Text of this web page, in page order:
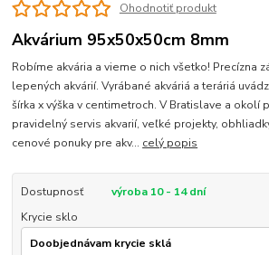
Ohodnotiť produkt
Akvárium 95x50x50cm 8mm
Robíme akvária a vieme o nich všetko! Precízna
lepených akvárií. Vyrábané akváriá a teráriá
šírka x výška v centimetroch. V Bratislave a okolí
pravidelný servis akvarií, veľké projekty,
cenové ponuky pre akv... celý popis
Dostupnosť
výroba 10 - 14 dní
Krycie sklo